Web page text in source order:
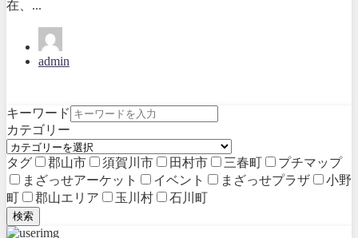
在、...
admin
キーワード
カテゴリー
タグ 郡山市 須賀川市 田村市 三春町
プチマップ
まざっせアーケット
イベント まざっせプラザ
小野
町
郡山エリア 玉川村 石川町
検索